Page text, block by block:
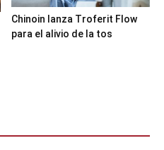
Chinoin lanza Troferit Flow
para el alivio de la tos